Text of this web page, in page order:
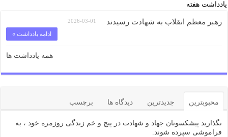
یادداشت هفته
رهبر معظم انقلاب به شهادت رسیدند 2026-03-01
ادامه یادداشت »
همه یادداشت ها
محبوبترین جدیدترین دیدگاه ها برچسب
نگذارید پیشکسوتان جهاد و شهادت در پیچ و خم زندگی روزمره خود ، به
فراموشی سپرده شوند.